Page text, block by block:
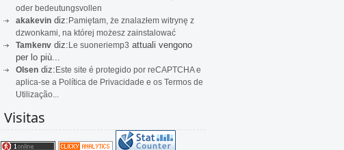
oder bedeutungsvollen
akakevin diz:Pamiętam, że znalazłem witrynę z
dzwonkami, na której możesz zainstalować
Tamkenv diz:Le suoneriemp3 attuali vengono
per lo più...
Olsen diz:Este site é protegido por reCAPTCHA e
aplica-se a Política de Privacidade e os Termos de
Utilização...
Visitas